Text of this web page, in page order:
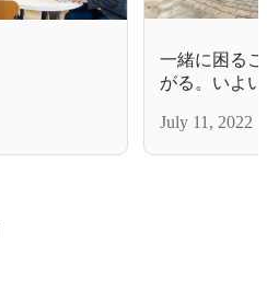
一緒に困る
がる。いよ
July 11, 2022